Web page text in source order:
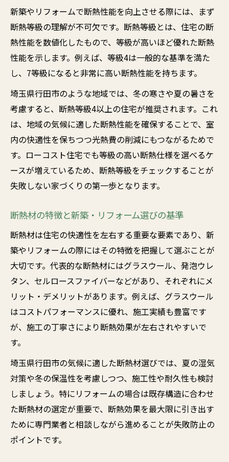
新築やリフォームで断熱性能を向上させる際には、まず
断熱等級の理解が不可欠です。断熱等級とは、住宅の断
熱性能を数値化したもので、等級が高いほど優れた断熱
性能を示します。例えば、等級4は一般的な基準を満た
し、7等級になると非常に高い断熱性能を持ちます。
埼玉県行田市のような地域では、冬の寒さや夏の暑さを
考慮すると、断熱等級4以上の住宅が推奨されます。これ
は、地域の気候に適した断熱性能を確保することで、室
内の快適性を保ちつつ光熱費の削減にもつながるためで
す。ローコスト住宅でも等級の高い断熱仕様を選べるケ
ースが増えているため、断熱等級をチェックすることが
失敗しない家づくりの第一歩となります。
断熱材の特徴と新築・リフォーム選びの基準
断熱材は住宅の快適性を左右する重要な要素であり、新
築やリフォームの際にはその特徴を把握して選ぶことが
大切です。代表的な断熱材にはグラスウール、発泡ウレ
タン、セルロースファイバーなどがあり、それぞれにメ
リット・デメリットがあります。例えば、グラスウール
はコストパフォーマンスに優れ、施工実績も豊富です
が、施工の丁寧さにより断熱効果が左右されやすいで
す。
埼玉県行田市の気候に適した断熱材選びでは、夏の湿気
対策や冬の保温性を考慮しつつ、施工性や耐久性も検討
しましょう。特にリフォームの場合は既存構造に合わせ
た断熱材の選定が重要で、断熱効果を最大限に引き出す
ために専門業者と相談しながら進めることが失敗防止の
ポイントです。